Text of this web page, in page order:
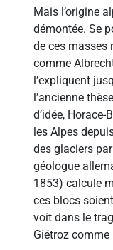
Mais l’origine
démontée. Se
de ces masses
comme
l’expliquent
l’ancienne
d’idée,
les Alpes
des glaciers
géologue
1853) calcule
ces blocs
voit dans le
Giétroz